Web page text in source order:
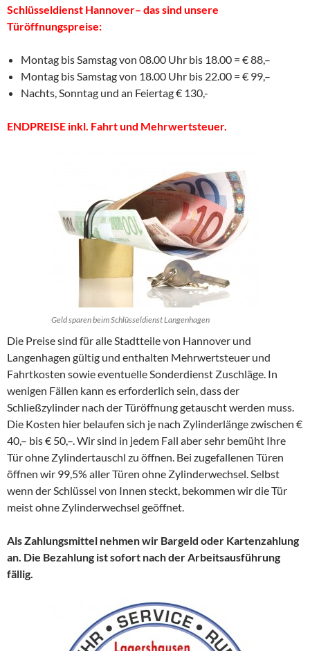
Schlüsseldienst Hannover– das sind unsere
Türöffnungspreise:
Montag bis Samstag von 08.00 Uhr bis 18.00 = € 88,–
Montag bis Samstag von 18.00 Uhr bis 22.00 = € 99,–
Nachts, Sonntag und an Feiertag € 130,-
ENDPREISE inkl. Fahrt und Mehrwertsteuer.
Geld sparen beim Schlüsseldienst Langenhagen
Die Preise sind für alle Stadtteile von Hannover und
Langenhagen gültig und enthalten Mehrwertsteuer und
Fahrtkosten sowie eventuelle Sonderdienst Zuschläge. In
wenigen Fällen kann es erforderlich sein, dass der
Schließzylinder nach der Türöffnung getauscht werden muss.
Die Kosten hier belaufen sich je nach Zylinderlänge zwischen €
40,– bis € 50,–. Wir sind in jedem Fall aber sehr bemüht Ihre
Tür ohne Zylindertauschl zu öffnen. Bei zugefallenen Türen
öffnen wir 99,5% aller Türen ohne Zylinderwechsel. Selbst
wenn der Schlüssel von Innen steckt, bekommen wir die Tür
meist ohne Zylinderwechsel geöffnet.
Als Zahlungsmittel nehmen wir Bargeld oder Kartenzahlung
an. Die Bezahlung ist sofort nach der Arbeitsausführung
fällig.